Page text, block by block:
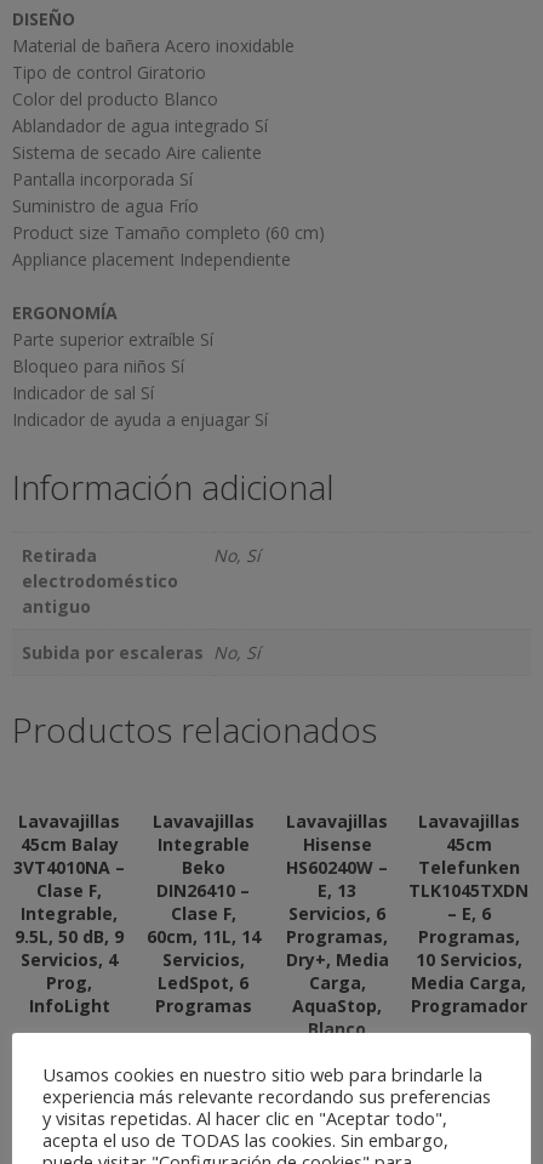
DISEÑO
Material de bañera Acero inoxidable
Tipo de control Giratorio
Color del producto Blanco
Ablandador de agua integrado Sí
Sistema de secado Aire caliente
Pantalla incorporada Sí
Suministro de agua Frío
Product size Tamaño completo (60 cm)
Appliance placement Independiente
ERGONOMÍA
Parte superior extraíble Sí
Bloqueo para niños Sí
Indicador de sal Sí
Indicador de ayuda a enjuagar Sí
Información adicional
Retirada
electrodoméstico
antiguo
No, Sí
Subida por escaleras No, Sí
Productos relacionados
Lavavajillas
45cm Balay
3VT4010NA –
Clase F,
Integrable,
9.5L, 50 dB, 9
Servicios, 4
Prog,
InfoLight
Lavavajillas
Integrable
Beko
DIN26410 –
Clase F,
60cm, 11L, 14
Servicios,
LedSpot, 6
Programas
Lavavajillas
Hisense
HS60240W –
E, 13
Servicios, 6
Programas,
Dry+, Media
Carga,
AquaStop,
Blanco
Lavavajillas
45cm
Telefunken
TLK1045TXDN
– E, 6
Programas,
10 Servicios,
Media Carga,
Programador
Usamos cookies en nuestro sitio web para brindarle la
experiencia más relevante recordando sus preferencias
y visitas repetidas. Al hacer clic en "Aceptar todo",
acepta el uso de TODAS las cookies. Sin embargo,